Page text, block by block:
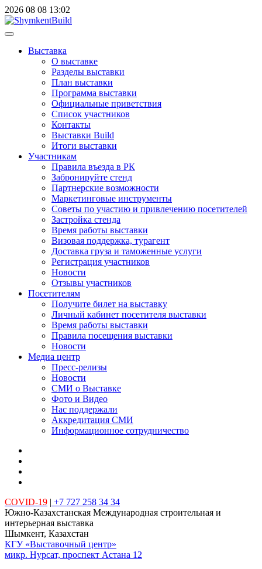
2026 08 08 13:02
Выставка
О выставке
Разделы выставки
План выставки
Программа выставки
Официальные приветствия
Cписок участников
Контакты
Выставки Build
Итоги выставки
Участникам
Правила въезда в РК
Забронируйте стенд
Партнерские возможности
Маркетинговые инструменты
Советы по участию и привлечению посетителей
Застройка стенда
Время работы выставки
Визовая поддержка, турагент
Доставка груза и таможенные услуги
Регистрация участников
Новости
Отзывы участников
Посетителям
Получите билет на выставку
Личный кабинет посетителя выставки
Время работы выставки
Правила посещения выставки
Новости
Медиа центр
Пресс-релизы
Новости
СМИ о Выставке
Фото и Видео
Нас поддержали
Аккредитация СМИ
Информационное сотрудничество
COVID-19 | +7 727 258 34 34
Южно-Казахстанская Международная строительная и
интерьерная выставка
Шымкент, Казахстан
КГУ «Выставочный центр»
микр. Нурсат, проспект Астана 12